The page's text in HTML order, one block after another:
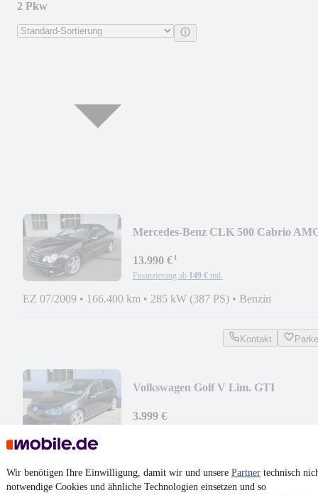
Wir benötigen Ihre Einwilligung, damit wir und unsere Partner technisch
notwendige Cookies und ähnliche Technologien einsetzen und so
2 Pkw
Mercedes-Benz CLK 500 Cabrio
13.990 €¹
Finanzierung ab 149 € mtl.
EZ 07/2009 • 166.400 km • 285 kW (387 PS) • Benzin
Kontakt
Volkswagen Golf V Lim. GTI
3.999 €
EZ 07/2005 • 241.000 km